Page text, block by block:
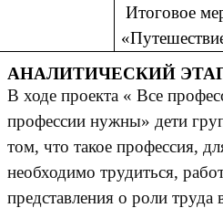
Итоговое
АНАЛИТИЧЕСКИЙ
В ходе проекта « Все
профессии нужны» дети
том, что такое профессия,
необходимо трудиться,
представления о роли